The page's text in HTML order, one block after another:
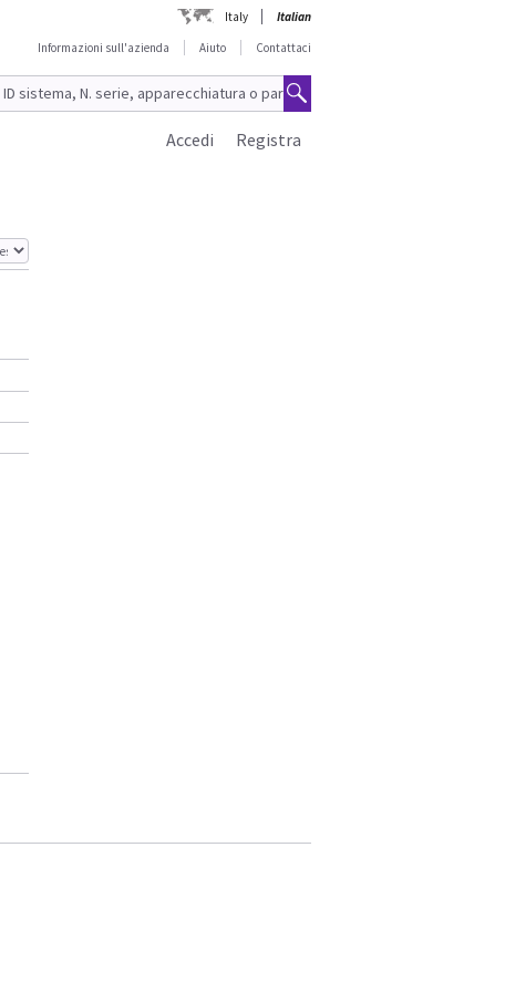
Italy
Italian
Informazioni sull'azienda
Aiuto Contattaci
Registra
Accedi